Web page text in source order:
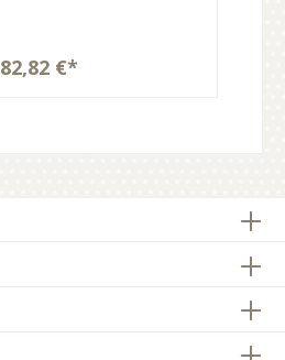
82,82 €*